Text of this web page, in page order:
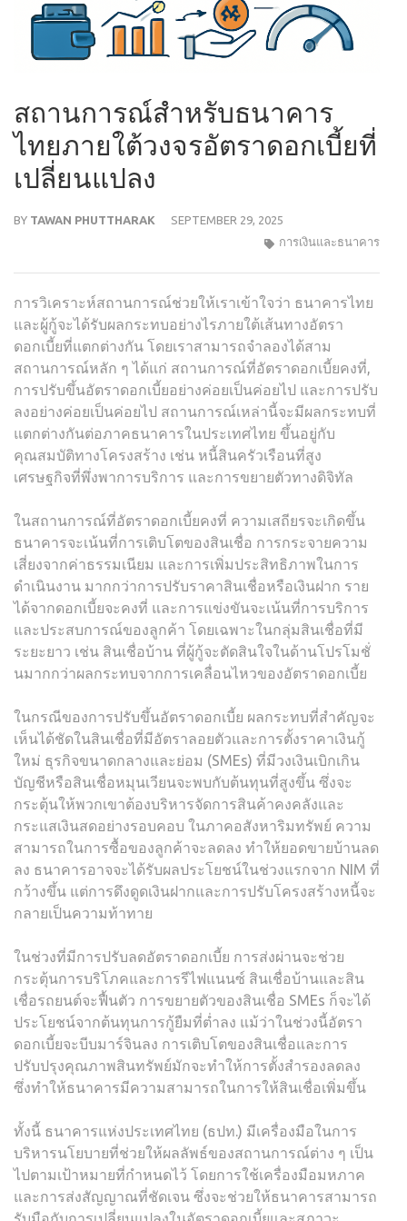
สถานการณ์สำหรับธนาคาร
ไทยภายใต้วงจรอัตราดอกเบี้ยที่
เปลี่ยนแปลง
BY TAWAN PHUTTHARAK
SEPTEMBER 29, 2025
การเงินและธนาคาร
การวิเคราะห์สถานการณ์ช่วยให้เราเข้าใจว่า ธนาคารไทย
และผู้กู้จะได้รับผลกระทบอย่างไรภายใต้เส้นทางอัตรา
ดอกเบี้ยที่แตกต่างกัน โดยเราสามารถจำลองได้สาม
สถานการณ์หลัก ๆ ได้แก่ สถานการณ์ที่อัตราดอกเบี้ยคงที่,
การปรับขึ้นอัตราดอกเบี้ยอย่างค่อยเป็นค่อยไป และการปรับ
ลงอย่างค่อยเป็นค่อยไป สถานการณ์เหล่านี้จะมีผลกระทบที่
แตกต่างกันต่อภาคธนาคารในประเทศไทย ขึ้นอยู่กับ
คุณสมบัติทางโครงสร้าง เช่น หนี้สินครัวเรือนที่สูง
เศรษฐกิจที่พึ่งพาการบริการ และการขยายตัวทางดิจิทัล
ในสถานการณ์ที่อัตราดอกเบี้ยคงที่ ความเสถียรจะเกิดขึ้น
ธนาคารจะเน้นที่การเติบโตของสินเชื่อ การกระจายความ
เสี่ยงจากค่าธรรมเนียม และการเพิ่มประสิทธิภาพในการ
ดำเนินงาน มากกว่าการปรับราคาสินเชื่อหรือเงินฝาก ราย
ได้จากดอกเบี้ยจะคงที่ และการแข่งขันจะเน้นที่การบริการ
และประสบการณ์ของลูกค้า โดยเฉพาะในกลุ่มสินเชื่อที่มี
ระยะยาว เช่น สินเชื่อบ้าน ที่ผู้กู้จะตัดสินใจในด้านโปรโมชั่
นมากกว่าผลกระทบจากการเคลื่อนไหวของอัตราดอกเบี้ย
ในกรณีของการปรับขึ้นอัตราดอกเบี้ย ผลกระทบที่สำคัญจะ
เห็นได้ชัดในสินเชื่อที่มีอัตราลอยตัวและการตั้งราคาเงินกู้
ใหม่ ธุรกิจขนาดกลางและย่อม (SMEs) ที่มีวงเงินเบิกเกิน
บัญชีหรือสินเชื่อหมุนเวียนจะพบกับต้นทุนที่สูงขึ้น ซึ่งจะ
กระตุ้นให้พวกเขาต้องบริหารจัดการสินค้าคงคลังและ
กระแสเงินสดอย่างรอบคอบ ในภาคอสังหาริมทรัพย์ ความ
สามารถในการซื้อของลูกค้าจะลดลง ทำให้ยอดขายบ้านลด
ลง ธนาคารอาจจะได้รับผลประโยชน์ในช่วงแรกจาก NIM ที่
กว้างขึ้น แต่การดึงดูดเงินฝากและการปรับโครงสร้างหนี้จะ
กลายเป็นความท้าทาย
ในช่วงที่มีการปรับลดอัตราดอกเบี้ย การส่งผ่านจะช่วย
กระตุ้นการบริโภคและการรีไฟแนนซ์ สินเชื่อบ้านและสิน
เชื่อรถยนต์จะฟื้นตัว การขยายตัวของสินเชื่อ SMEs ก็จะได้
ประโยชน์จากต้นทุนการกู้ยืมที่ต่ำลง แม้ว่าในช่วงนี้อัตรา
ดอกเบี้ยจะบีบมาร์จินลง การเติบโตของสินเชื่อและการ
ปรับปรุงคุณภาพสินทรัพย์มักจะทำให้การตั้งสำรองลดลง
ซึ่งทำให้ธนาคารมีความสามารถในการให้สินเชื่อเพิ่มขึ้น
ทั้งนี้ ธนาคารแห่งประเทศไทย (ธปท.) มีเครื่องมือในการ
บริหารนโยบายที่ช่วยให้ผลลัพธ์ของสถานการณ์ต่าง ๆ เป็น
ไปตามเป้าหมายที่กำหนดไว้ โดยการใช้เครื่องมือมหภาค
และการส่งสัญญาณที่ชัดเจน ซึ่งจะช่วยให้ธนาคารสามารถ